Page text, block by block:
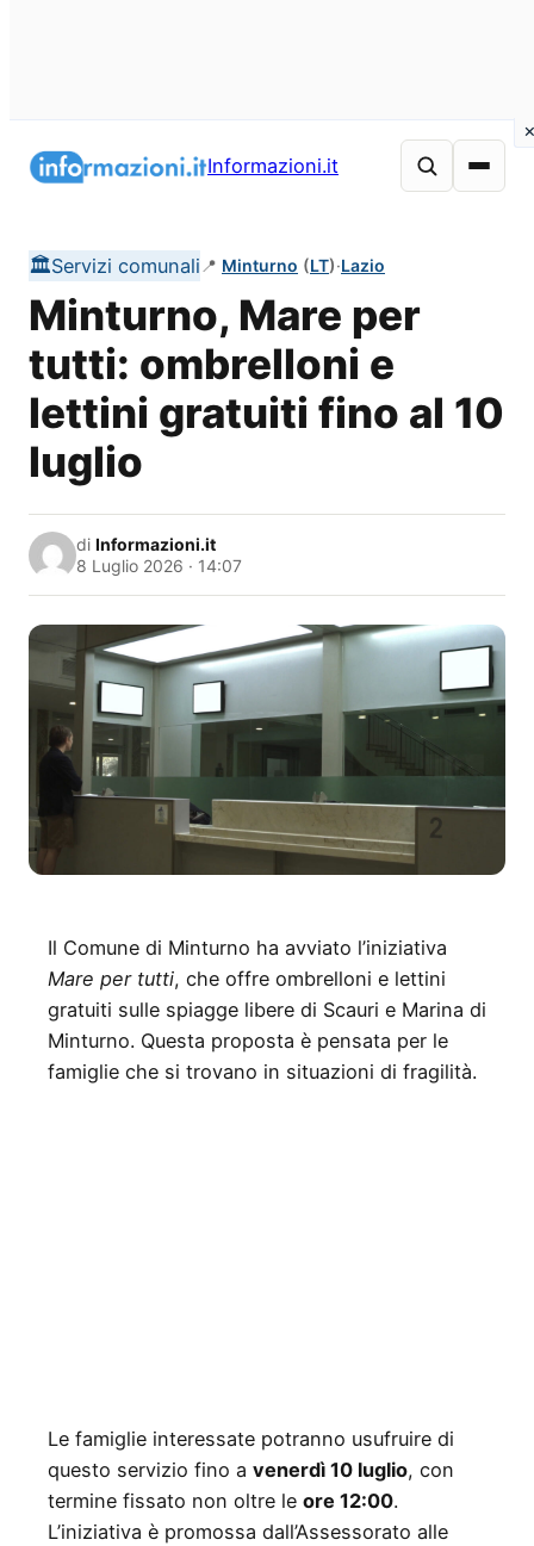
Informazioni.it
🏛️Servizi comunali 📍 Minturno (LT)·Lazio
Minturno, Mare per
tutti: ombrelloni e
lettini gratuiti fino al 10
luglio
di Informazioni.it
8 Luglio 2026 · 14:07
Il Comune di Minturno ha avviato l’iniziativa
Mare per tutti, che offre ombrelloni e lettini
gratuiti sulle spiagge libere di Scauri e Marina di
Minturno. Questa proposta è pensata per le
famiglie che si trovano in situazioni di fragilità.
Le famiglie interessate potranno usufruire di
questo servizio fino a venerdì 10 luglio, con
termine fissato non oltre le ore 12:00.
L’iniziativa è promossa dall’Assessorato alle